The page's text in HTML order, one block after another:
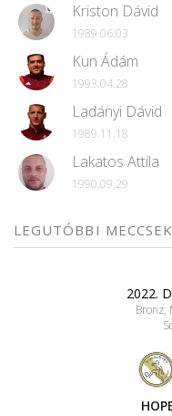
Kriston Dávid
1989.06.03
Kun Ádám
1993.04.28
Ladányi Dávid
1989.11.18
Lakatos Attila
1990.09.29
LEGUTÓBBI MECCSEK
2022.
Bronz,